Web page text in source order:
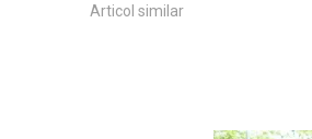
trecut. Voi continua să…
Articol similar